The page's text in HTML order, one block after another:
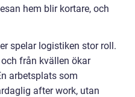
hem blir kortare, och
spelar logistiken stor roll.
från kvällen ökar
arbetsplats som
after work, utan